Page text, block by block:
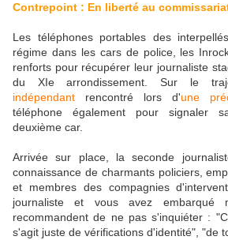
Contrepoint : En liberté au
Les téléphones portables des
régime dans les cars de police, les
renforts pour récupérer leur journaliste
du XIe arrondissement. Sur le
indépendant rencontré lors d'une
téléphone également pour signaler
deuxième car.
Arrivée sur place, la seconde
connaissance de charmants policiers,
et membres des compagnies
journaliste et vous avez embarqué
recommandent de ne pas s'inquiéter :
s'agit juste de vérifications d'identité", "de